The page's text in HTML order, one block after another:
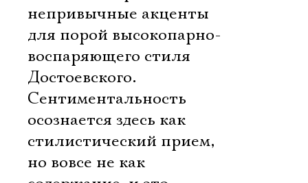
непривычные акценты
для порой высокопарно-
воспаряющего стиля
Достоевского.
Сентиментальность
осознается здесь как
стилистический прием,
но вовсе не как